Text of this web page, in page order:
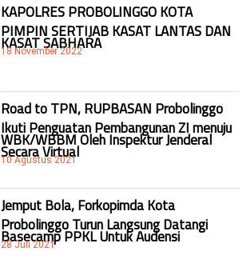
KAPOLRES PROBOLINGGO KOTA
PIMPIN SERTIJAB KASAT LANTAS DAN
KASAT SABHARA
18 November 2022
Road to TPN, RUPBASAN Probolinggo
Ikuti Penguatan Pembangunan ZI menuju
WBK/WBBM Oleh Inspektur Jenderal
Secara Virtual
10 Agustus 2021
Jemput Bola, Forkopimda Kota
Probolinggo Turun Langsung Datangi
Basecamp PPKL Untuk Audensi
28 Juli 2021